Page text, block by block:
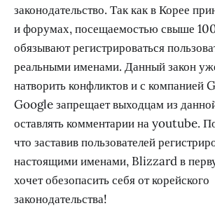
законодательство. Так как в Корее
и форумах, посещаемостью свыше
обязывают регистрироваться
реальными именами. Данный закон
натворить конфликтов и с компанией
Google запрещает выходцам из
оставлять комментарии на youtube.
что заставив пользователей
настоящими именами, Blizzard в
хочет обезопасить себя от корейского
законодательства!